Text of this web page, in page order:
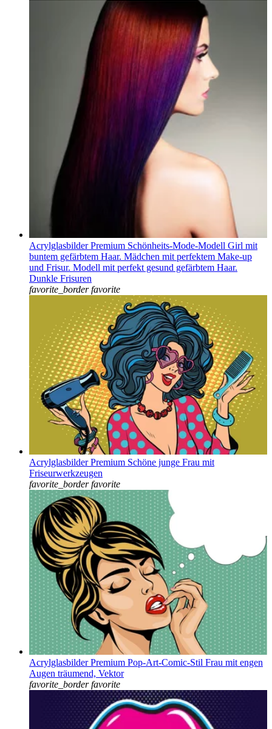
Acrylglasbilder Premium Schönheits-Mode-Modell Girl mit
buntem gefärbtem Haar. Mädchen mit perfektem Make-up
und Frisur. Modell mit perfekt gesund gefärbtem Haar.
Dunkle Frisuren
favorite_border favorite
Acrylglasbilder Premium Schöne junge Frau mit
Friseurwerkzeugen
favorite_border favorite
Acrylglasbilder Premium Pop-Art-Comic-Stil Frau mit engen
Augen träumend, Vektor
favorite_border favorite